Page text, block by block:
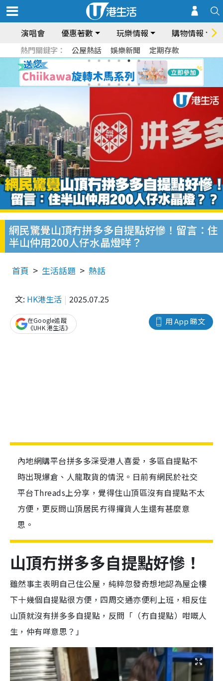
演唱會 優惠著數 玩樂情報 購物情報
熱門關鍵字： 公屋熱話 娛樂新聞 定期存款
網民驚覺山頂冇拼多多自提點好慘！留言：住
半山仲用200人仔水晶燈咩？
首頁 生活話題 熱話
文: HK港生活 2025.07.25
用 App 睇文
在Google追蹤
《UHK 港生活》
內地網購平台拼多多深受港人喜愛，多區自提點不
時出現爆倉、人龍取貨的情況。日前有網民於社交
平台Threads上分享，覺得住山頂區沒有自提點不太
方便，更反問山頂居民冇得攞貨人生還有甚麼意
思。
山頂冇拼多多自提點好慘！
雖然事主表明自己住公屋，純粹忽發奇想地認為屋企樓
下十幾個自提點很方便，四周交通亦便利上班，相反住
山頂就沒有拼多多自提點，反問「（冇自提點）咁嘅人
生，仲有咩意思？」